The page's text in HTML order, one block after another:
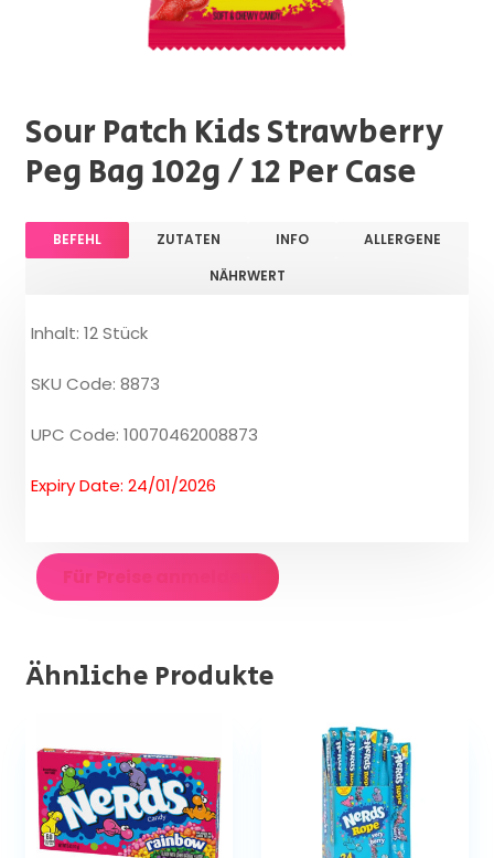
Sour Patch Kids Strawberry
Peg Bag 102g / 12 Per Case
BEFEHL ZUTATEN INFO
ALLERGENE
NÄHRWERT
Inhalt: 12 Stück
SKU Code: 8873
UPC Code: 10070462008873
Expiry Date: 24/01/2026
Für Preise anmelden
Ähnliche Produkte